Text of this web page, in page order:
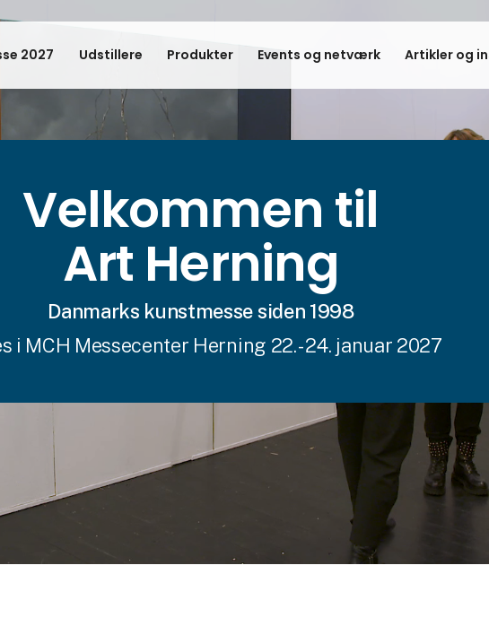
2027 Udstillere Produkter Events og netværk Artikler og
Velkommen til
Art Herning
Danmarks kunstmesse siden 1998
i MCH Messecenter Herning 22. - 24. januar 2027